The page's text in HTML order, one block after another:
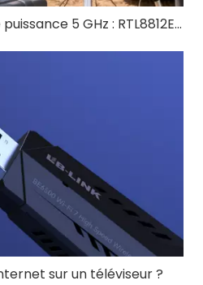
Module FPV 6 W haute puissance 5 GHz : RTL8812EU-CG pour drone longue portée FPV
sur un téléviseur ?